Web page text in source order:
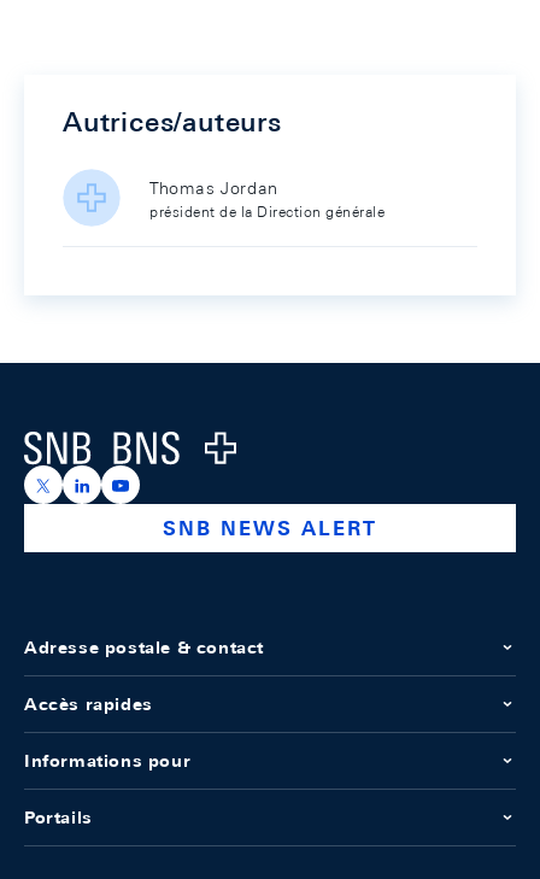
Autrices/auteurs
Thomas Jordan
président de la Direction générale
Logo
https://x.com/snb_bns
https://ch.linkedin.com/company/swiss-national-
https://www.youtube.com/@swissnationalbank
SNB NEWS ALERT
Adresse postale & contact
Accès rapides
Informations pour
Portails